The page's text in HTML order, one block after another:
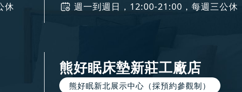
休
週一到週日，12:00-21:00，每週三公休
熊好眠床墊新莊工廠店
熊好眠新北展示中心（採預約參觀制）